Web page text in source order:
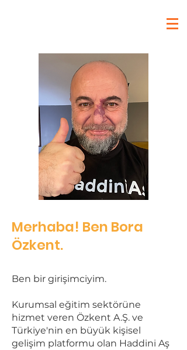
Merhaba! Ben Bora
Özkent.
Ben bir girişimciyim.
Kurumsal eğitim sektörüne
hizmet veren Özkent A.Ş. ve
Türkiye'nin en büyük kişisel
gelişim platformu olan Haddini Aş